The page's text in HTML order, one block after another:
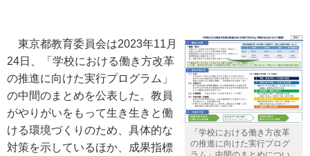
「学校における働き方改革
の推進に向けた実行プログ
東京都教育委員会は2023年11月
24日、「学校における働き方改革
の推進に向けた実行プログラム」
の中間のまとめを公表した。教員
がやりがいをもって生き生きと働
ける環境づくりのため、具体的な
対策を示しているほか、成果指標